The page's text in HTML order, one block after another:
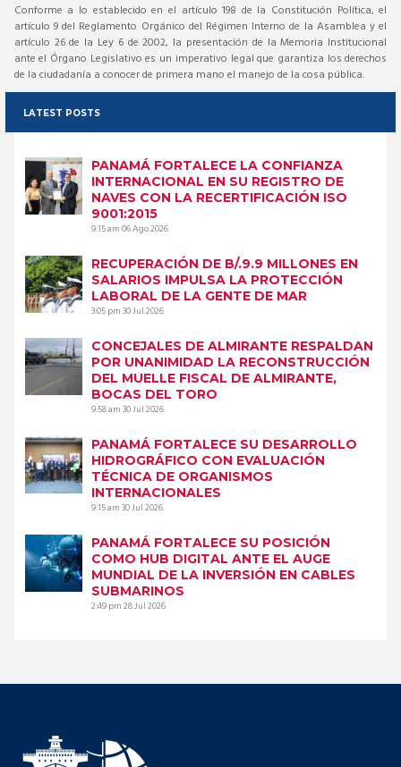
Conforme a lo establecido en el artículo 198 de la Constitución Política, el
artículo 9 del Reglamento Orgánico del Régimen Interno de la Asamblea y el
artículo 26 de la Ley 6 de 2002, la presentación de la Memoria Institucional
ante el Órgano Legislativo es un imperativo legal que garantiza los derechos
de la ciudadanía a conocer de primera mano el manejo de la cosa pública.
LATEST POSTS
PANAMÁ FORTALECE LA CONFIANZA
INTERNACIONAL EN SU REGISTRO DE
NAVES CON LA RECERTIFICACIÓN ISO
9001:2015
9:15 am06 Ago 2026
RECUPERACIÓN DE B/.9.9 MILLONES EN
SALARIOS IMPULSA LA PROTECCIÓN
LABORAL DE LA GENTE DE MAR
3:05 pm30 Jul 2026
CONCEJALES DE ALMIRANTE RESPALDAN
POR UNANIMIDAD LA RECONSTRUCCIÓN
DEL MUELLE FISCAL DE ALMIRANTE,
BOCAS DEL TORO
9:58 am30 Jul 2026
PANAMÁ FORTALECE SU DESARROLLO
HIDROGRÁFICO CON EVALUACIÓN
TÉCNICA DE ORGANISMOS
INTERNACIONALES
9:15 am30 Jul 2026
PANAMÁ FORTALECE SU POSICIÓN
COMO HUB DIGITAL ANTE EL AUGE
MUNDIAL DE LA INVERSIÓN EN CABLES
SUBMARINOS
2:49 pm28 Jul 2026